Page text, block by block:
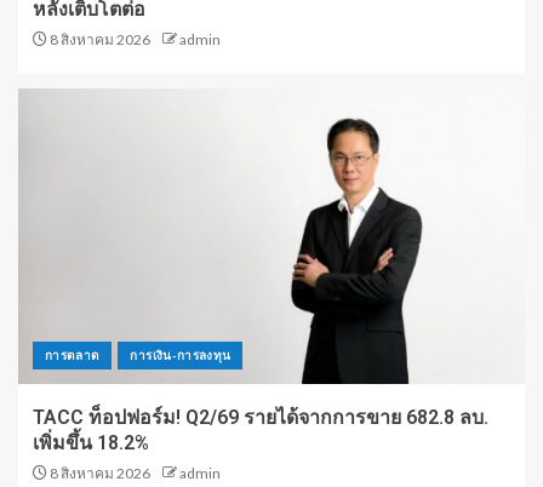
หลังเติบโตต่อ
8 สิงหาคม 2026 admin
การตลาด การเงิน-การลงทุน
TACC ท็อปฟอร์ม! Q2/69 รายได้จากการขาย 682.8 ลบ.
เพิ่มขึ้น 18.2%
8 สิงหาคม 2026 admin